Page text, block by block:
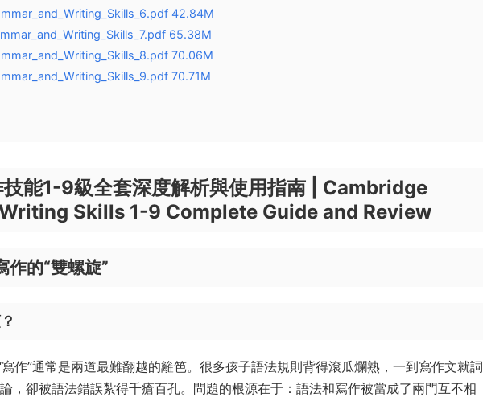
42.84M
65.38M
70.06M
70.71M
技能1-9級全套深度解析與使用指南 | Cambridge
Skills 1-9 Complete Guide and Review
作的“雙螺旋”
作”通常是兩道最難翻越的籬笆。很多孩子語法規則背得滾瓜爛熟，一到寫作文就詞
，卻被語法錯誤紮得千瘡百孔。問題的根源在于：語法和寫作被當成了兩門互不相